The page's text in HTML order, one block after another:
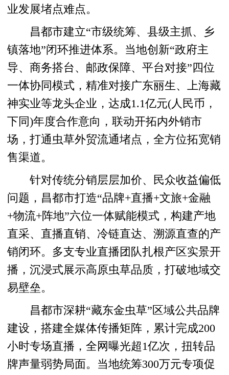
业发展堵点难点。
昌都市建立“市级统筹、县级主抓、乡
镇落地”闭环推进体系。当地创新“政府主
导、商务搭台、邮政保障、平台对接”四位
一体协同模式，精准对接广东丽生、上海藏
神实业等龙头企业，达成1.1亿元(人民币，
下同)年度合作意向，联动开拓内外销市
场，打通虫草外贸流通堵点，全方位拓宽销
售渠道。
针对传统分销层层加价、民众收益偏低
问题，昌都市打造“品牌+直播+文旅+金融
+物流+阵地”六位一体赋能模式，构建产地
直采、直播直销、冷链直达、溯源直查的产
销闭环。多支专业直播团队扎根产区实景开
播，沉浸式展示高原虫草品质，打破地域交
易壁垒。
昌都市深耕“藏东金虫草”区域公共品牌
建设，搭建全媒体传播矩阵，累计完成200
小时专场直播，全网曝光超1亿次，扭转品
牌声量弱势局面。当地统筹300万元专项促